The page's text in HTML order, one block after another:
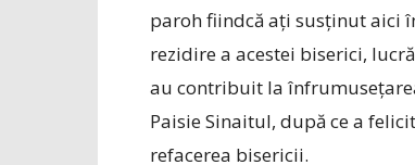
paroh fiindcă ați susținut aici
rezidire a acestei biserici,
au contribuit la
Paisie Sinaitul, după ce a
refacerea bisericii.